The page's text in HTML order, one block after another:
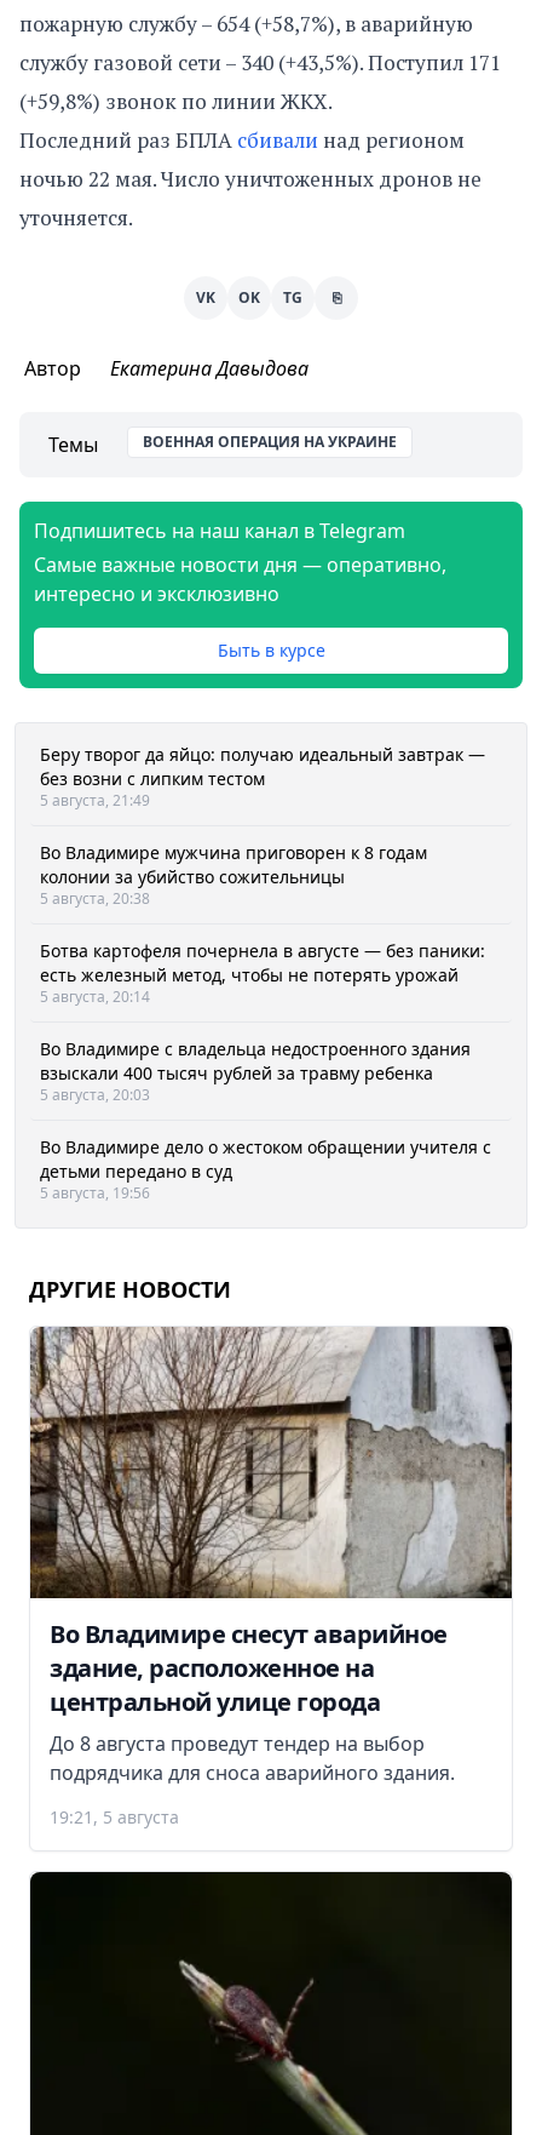
пожарную службу – 654 (+58,7%), в аварийную
службу газовой сети – 340 (+43,5%). Поступил 171
(+59,8%) звонок по линии ЖКХ.
Последний раз БПЛА сбивали над регионом
ночью 22 мая. Число уничтоженных дронов не
уточняется.
VK OK TG ⎘
Автор Екатерина Давыдова
Темы ВОЕННАЯ ОПЕРАЦИЯ НА УКРАИНЕ
Подпишитесь на наш канал в Telegram
Самые важные новости дня — оперативно,
интересно и эксклюзивно
Быть в курсе
Беру творог да яйцо: получаю идеальный завтрак —
без возни с липким тестом
5 августа, 21:49
Во Владимире мужчина приговорен к 8 годам
колонии за убийство сожительницы
5 августа, 20:38
Ботва картофеля почернела в августе — без паники:
есть железный метод, чтобы не потерять урожай
5 августа, 20:14
Во Владимире с владельца недостроенного здания
взыскали 400 тысяч рублей за травму ребенка
5 августа, 20:03
Во Владимире дело о жестоком обращении учителя с
детьми передано в суд
5 августа, 19:56
ДРУГИЕ НОВОСТИ
Во Владимире снесут аварийное
здание, расположенное на
центральной улице города
До 8 августа проведут тендер на выбор
подрядчика для сноса аварийного здания.
19:21, 5 августа